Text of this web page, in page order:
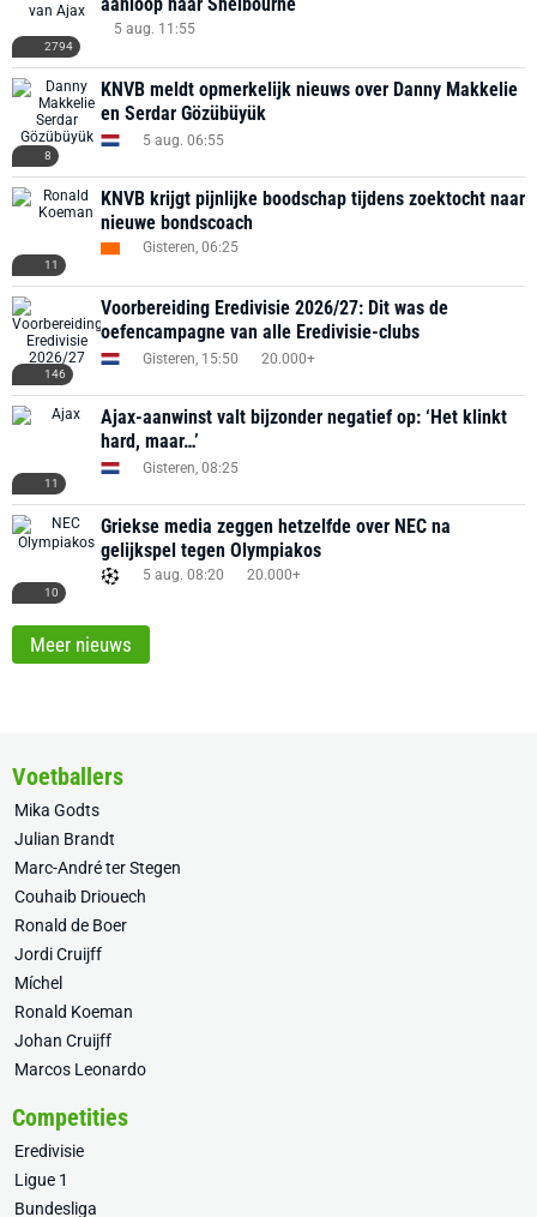
2794
5 aug. 11:55
8
KNVB meldt opmerkelijk nieuws over Danny Makkelie
en Serdar Gözübüyük
5 aug. 06:55
11
KNVB krijgt pijnlijke boodschap tijdens zoektocht naar
nieuwe bondscoach
Gisteren, 06:25
146
Voorbereiding Eredivisie 2026/27: Dit was de
oefencampagne van alle Eredivisie-clubs
Gisteren, 15:50 20.000+
11
Ajax-aanwinst valt bijzonder negatief op: ‘Het klinkt
hard, maar…’
Gisteren, 08:25
10
Griekse media zeggen hetzelfde over NEC na
gelijkspel tegen Olympiakos
5 aug. 08:20 20.000+
Meer nieuws
Voetballers
Mika Godts
Julian Brandt
Marc-André ter Stegen
Couhaib Driouech
Ronald de Boer
Jordi Cruijff
Míchel
Ronald Koeman
Johan Cruijff
Marcos Leonardo
Competities
Eredivisie
Ligue 1
Bundesliga